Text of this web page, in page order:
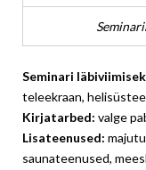
Seminari
teleekraan,
Kirjatarbed: valge
Lisateenused:
saunateenused,